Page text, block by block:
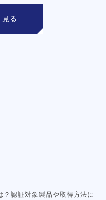
る
認証対象製品や取得方法に